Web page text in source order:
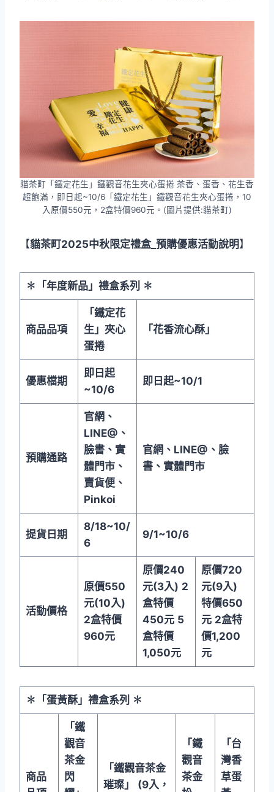
貓茶町「鐵定花生」鐵觀音花生夾心蛋捲 茶香、蛋香、花生香
超飽滿，即日起~10/6「鐵定花生」鐵觀音花生夾心蛋捲，10
入原價550元，2盒特價960元。(圖片提供:貓茶町)
【貓茶町2025中秋限定禮盒_ 預購優惠活動說明】
✽ 「年度新品」禮盒系列 ✽
商品品項
「鐵定花
生」夾心
蛋捲
「 花香流心酥」
優惠檔期
即日起
~10/6
即日起~10/1
預購通路
官網、
LINE@ 、
臉書、實
體門市、
賣貨便、
Pinkoi
官網、 LINE@ 、臉
書、實體門市
提貨日期
8/18~10/
6
9/1~10/6
活動價格
原價550
元(10入)
2盒特價
960元
原價240
元(3入) 2
盒特價
450元 5
盒特價
1,050元
原價720
元(9入)
特價650
元 2盒特
價1,200
元
✽ 「蛋黃酥」禮盒系列 ✽
商品
「鐵
觀音
茶金
閃
「鐵觀音茶金
璀璨」
(9入，
「鐵
觀音
茶金
「台
灣香
草蛋